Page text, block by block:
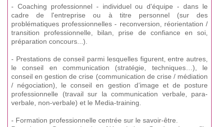
- Coaching professionnel - individuel ou d'équipe - dans le
cadre de l'entreprise ou à titre personnel (sur des
problématiques professionnelles - reconversion, réorientation /
transition professionnelle, bilan, prise de confiance en soi,
préparation concours...).
- Prestations de conseil parmi lesquelles figurent, entre autres,
le conseil en communication (stratégie, techniques…), le
conseil en gestion de crise (communication de crise / médiation
/ négociation), le conseil en gestion d’image et de posture
professionnelle (travail sur la communication verbale, para-
verbale, non-verbale) et le Media-training.
- Formation professionnelle centrée sur le savoir-être.